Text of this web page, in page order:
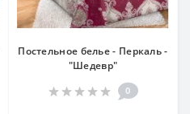
Постельное белье - Перкаль -
"Шедевр"
0